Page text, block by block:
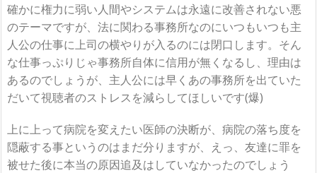
確かに権力に弱い人間やシステムは永遠に改善されない悪
のテーマですが、法に関わる事務所なのにいつもいつも主
人公の仕事に上司の横やりが入るのには閉口します。そん
な仕事っぷりじゃ事務所自体に信用が無くなるし、理由は
あるのでしょうが、主人公には早くあの事務所を出ていた
だいて視聴者のストレスを減らしてほしいです(爆)
上に上って病院を変えたい医師の決断が、病院の落ち度を
隠蔽する事というのはまだ分りますが、えっ、友達に罪を
被せた後に本当の原因追及はしていなかったのでしょう